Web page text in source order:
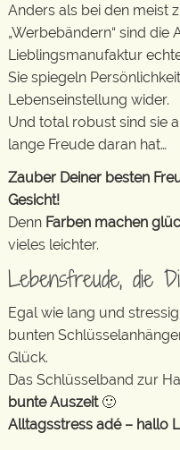
Anders als bei den meist
„Werbebändern“ sind
Lieblingsmanufaktur
Sie spiegeln
Lebenseinstellung wider.
Und total robust sind sie
lange Freude daran hat…
Zauber Deiner besten
Gesicht!
Denn Farben machen
vieles leichter.
Lebensfreude, die
Egal wie lang und
bunten
Glück.
Das Schlüsselband zur
bunte Auszeit🙂
Alltagsstress adé – hallo